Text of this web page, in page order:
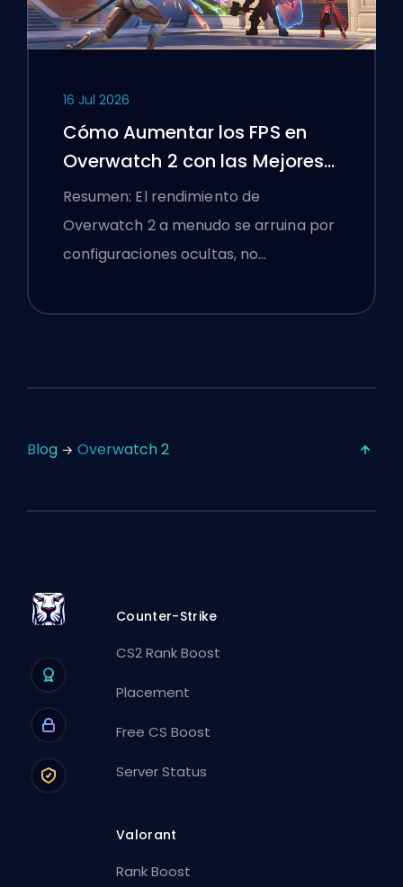
16 Jul 2026
Cómo Aumentar los FPS en
Overwatch 2 con las Mejores
Configuraciones
Resumen: El rendimiento de
Overwatch 2 a menudo se arruina por
configuraciones ocultas, no…
Blog Overwatch 2
Counter-Strike
CS2 Rank Boost
Placement
Free CS Boost
Server Status
Valorant
Rank Boost